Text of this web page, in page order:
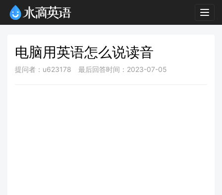
电脑用英语怎么说读音
提问者：u623178 最后回答时间：2023-07-05